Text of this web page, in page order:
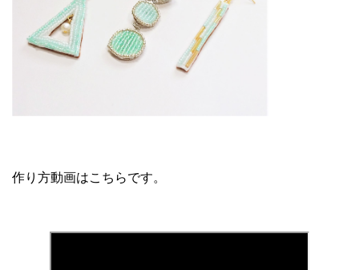
作り方動画はこちらです。